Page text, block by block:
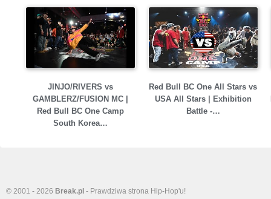
JINJO/RIVERS vs
GAMBLERZ/FUSION MC |
Red Bull BC One Camp
South Korea…
Red Bull BC One All Stars vs
USA All Stars | Exhibition
Battle -…
© 2001 - 2026 Break.pl - Prawdziwa strona Hip-Hop'u!